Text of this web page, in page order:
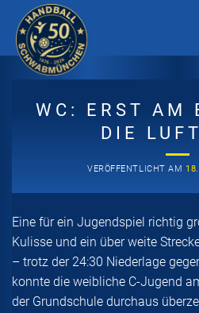
Inhalt
springen
WC: ERST AM
DIE
VERÖFFENTLICHT AM
Eine für ein Jugendspiel richtig
Kulisse und ein über weite
– trotz der 24:30 Niederlage
konnte die weibliche C-Jugend
der Grundschule durchaus